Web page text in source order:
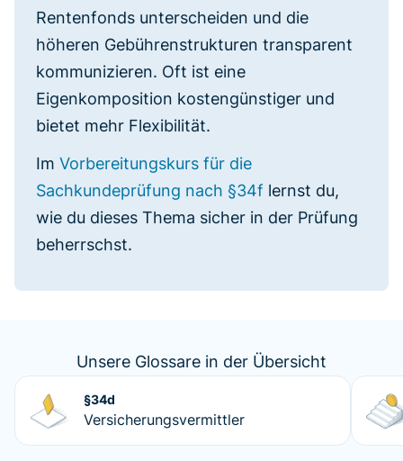
Rentenfonds unterscheiden und die
höheren Gebührenstrukturen transparent
kommunizieren. Oft ist eine
Eigenkomposition kostengünstiger und
bietet mehr Flexibilität.
Im Vorbereitungskurs für die
Sachkundeprüfung nach §34f lernst du,
wie du dieses Thema sicher in der Prüfung
beherrschst.
Unsere Glossare in der Übersicht
§34d
Versicherungsvermittler